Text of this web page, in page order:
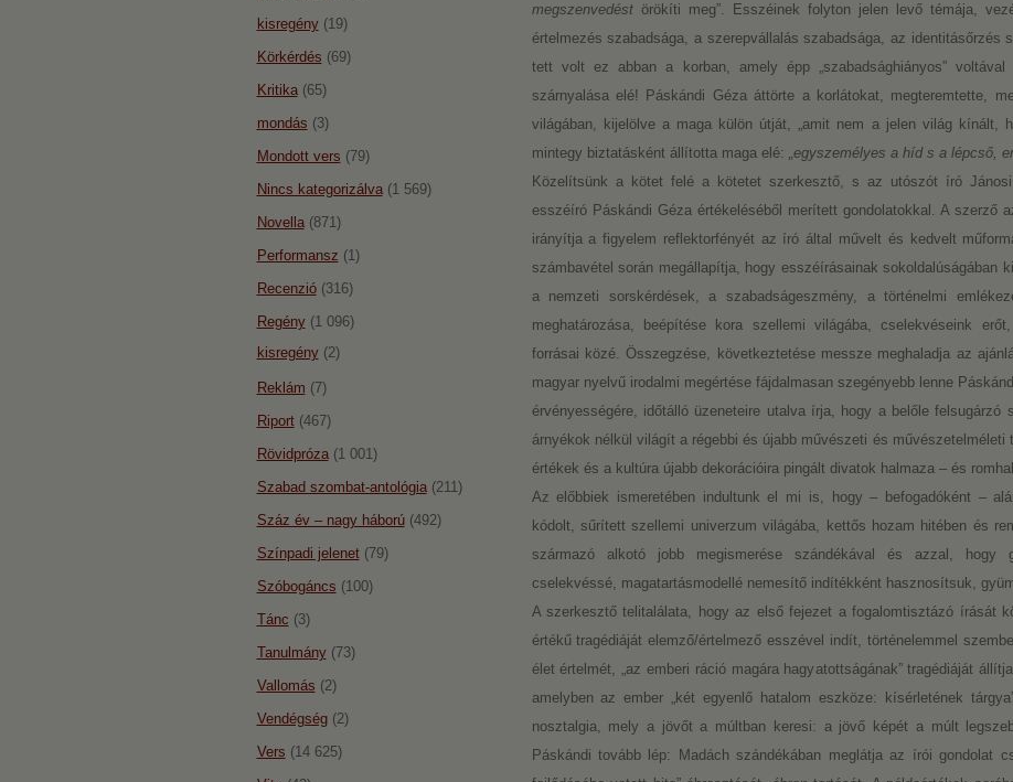
megszenvedéstörökíti meg”. Esszéinek folyton jelen levő témája,
értelmezés szabadsága, a szerepvállalás szabadsága, az identitásőrzés
tett volt ez abban a korban, amely épp „szabadsághiányos”
szárnyalása elé! Páskándi Géza áttörte a korlátokat, megteremtette,
világában, kijelölve a maga külön útját, „amit nem a jelen világ kínált,
mintegy biztatásként állította maga elé: „egyszemélyes a híd s a lépcső,
Közelítsünk a kötet felé a kötetet szerkesztő, s az utószót író Jánosi
esszéíró Páskándi Géza értékeléséből merített gondolatokkal. A szerző
irányítja a figyelem reflektorfényét az író által művelt és kedvelt
számbavétel során megállapítja, hogy esszéírásainak sokoldalúságában
a nemzeti sorskérdések, a szabadságeszmény, a történelmi
meghatározása, beépítése kora szellemi világába, cselekvéseink
forrásai közé. Összegzése, következtetése messze meghaladja az
magyar nyelvű irodalmi megértése fájdalmasan szegényebb lenne
érvényességére, időtálló üzeneteire utalva írja, hogy a belőle felsugárzó
árnyékok nélkül világít a régebbi és újabb művészeti és
értékek és a kultúra újabb dekorációira pingált divatok halmaza – és
Az előbbiek ismeretében indultunk el mi is, hogy – befogadóként –
kódolt, sűrített szellemi univerzum világába, kettős hozam hitében és
származó alkotó jobb megismerése szándékával és azzal, hogy
cselekvéssé, magatartásmodellé nemesítő indítékként hasznosítsuk,
A szerkesztő telitalálata, hogy az első fejezet a fogalomtisztázó írását
értékű tragédiáját elemző/értelmező esszével indít, történelemmel
élet értelmét, „az emberi ráció magára hagyatottságának” tragédiáját
amelyben az ember „két egyenlő hatalom eszköze: kísérletének
nosztalgia, mely a jövőt a múltban keresi: a jövő képét a múlt
Páskándi tovább lép: Madách szándékában meglátja az írói gondolat
kisregény(19)
Körkérdés (69)
Kritika(65)
mondás (3)
Mondott vers (79)
Nincs kategorizálva(1 569)
Novella(871)
Performansz (1)
Recenzió(316)
Regény(1 096)
kisregény(2)
Reklám (7)
Riport(467)
Rövidpróza(1 001)
Szabad szombat-antológia(211)
Száz év – nagy háború(492)
Színpadi jelenet(79)
Szóbogáncs (100)
Tánc (3)
Tanulmány(73)
Vallomás (2)
Vendégség(2)
Vers (14 625)